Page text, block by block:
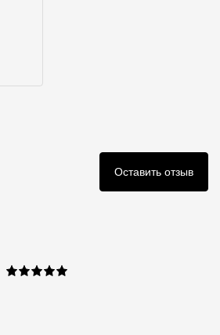
Оставить отзыв